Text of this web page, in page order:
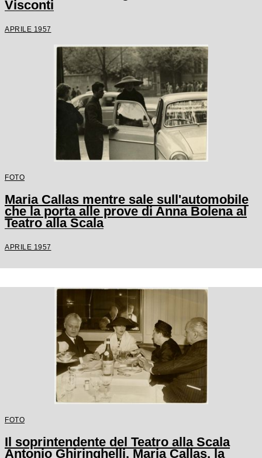
Visconti
APRILE 1957
FOTO
Maria Callas mentre sale sull'automobile
che la porta alle prove di Anna Bolena al
Teatro alla Scala
APRILE 1957
FOTO
Il soprintendente del Teatro alla Scala
Antonio Ghiringhelli, Maria Callas, la